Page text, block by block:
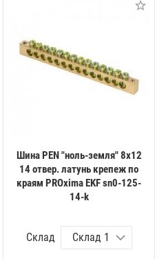
Шина PEN "ноль-земля" 8х12
14 отвер. латунь крепеж по
краям PROxima EKF sn0-125-
14-k
Склад